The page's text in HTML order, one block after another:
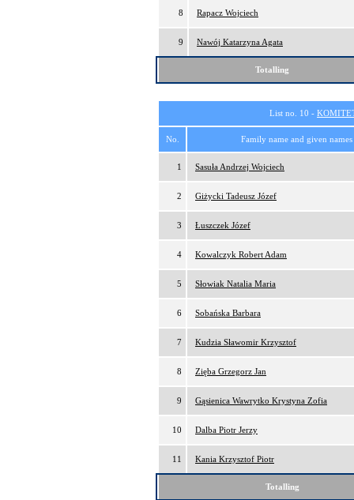
8 Rapacz Wojciech
9 Nawój Katarzyna Agata
Totalling
List no. 10 -
No. Family name and given names
1 Sasuła Andrzej Wojciech
2 Giżycki Tadeusz Józef
3 Łuszczek Józef
4 Kowalczyk Robert Adam
5 Słowiak Natalia Maria
6 Sobańska Barbara
7 Kudzia Sławomir Krzysztof
8 Zięba Grzegorz Jan
9 Gąsienica Wawrytko Krystyna Zofia
10 Dalba Piotr Jerzy
11 Kania Krzysztof Piotr
Totalling